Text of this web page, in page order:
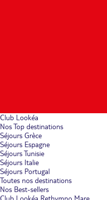
Club Lookéa
Nos Top destinations
Séjours Grèce
Séjours Espagne
Séjours Tunisie
Séjours Italie
Séjours Portugal
Toutes nos destinations
Nos Best-sellers